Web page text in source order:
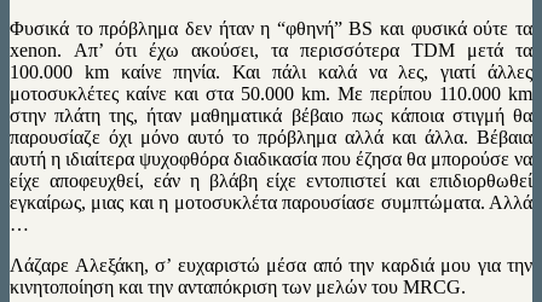
Φυσικά το πρόβλημα δεν ήταν η “φθηνή” BS και φυσικά ούτε τα
xenon. Απ’ ότι έχω ακούσει, τα περισσότερα TDM μετά τα
100.000 km καίνε πηνία. Και πάλι καλά να λες, γιατί άλλες
μοτοσυκλέτες καίνε και στα 50.000 km. Με περίπου 110.000 km
στην πλάτη της, ήταν μαθηματικά βέβαιο πως κάποια στιγμή θα
παρουσίαζε όχι μόνο αυτό το πρόβλημα αλλά και άλλα. Βέβαια
αυτή η ιδιαίτερα ψυχοφθόρα διαδικασία που έζησα θα μπορούσε να
είχε αποφευχθεί, εάν η βλάβη είχε εντοπιστεί και επιδιορθωθεί
εγκαίρως, μιας και η μοτοσυκλέτα παρουσίασε συμπτώματα. Αλλά
…
Λάζαρε Αλεξάκη, σ’ ευχαριστώ μέσα από την καρδιά μου για την
κινητοποίηση και την ανταπόκριση των μελών του MRCG.